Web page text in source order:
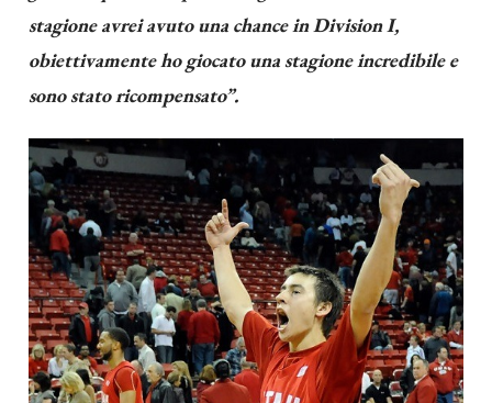
stagione avrei avuto una chance in Division I,
obiettivamente ho giocato una stagione incredibile e
sono stato ricompensato”.